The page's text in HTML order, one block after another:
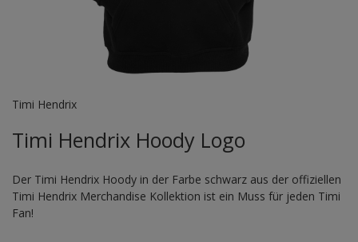
Timi Hendrix
Timi Hendrix Hoody Logo
Der Timi Hendrix Hoody in der Farbe schwarz aus der offiziellen
Timi Hendrix Merchandise Kollektion ist ein Muss für jeden Timi
Fan!